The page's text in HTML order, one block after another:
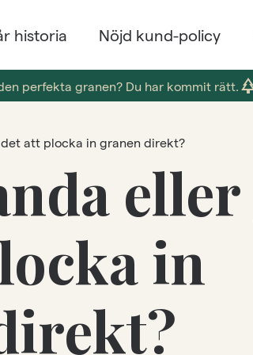
historia Nöjd kund-policy
perfekta granen? Du har kommit rätt.
att plocka in granen direkt?
in